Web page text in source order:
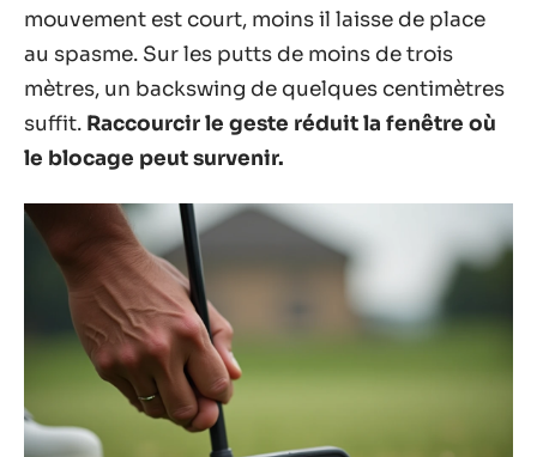
mouvement est court, moins il laisse de place
au spasme. Sur les putts de moins de trois
mètres, un backswing de quelques centimètres
suffit. Raccourcir le geste réduit la fenêtre où
le blocage peut survenir.